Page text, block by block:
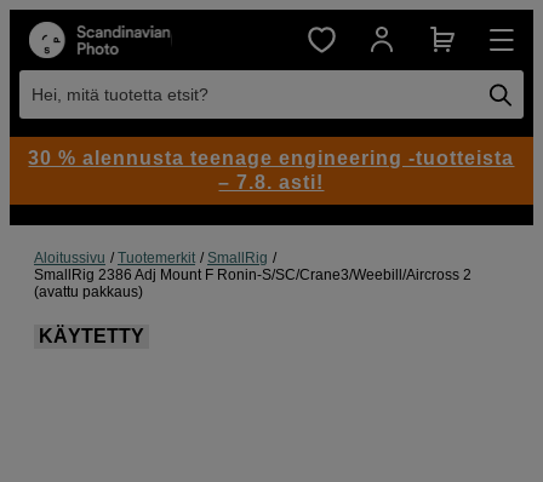
Hei, mitä tuotetta etsit?
Aloitussivu Tuotemerkit
SmallRig
SmallRig 2386 Adj Mount F Ronin-S/SC/Crane3/Weebill/Aircross 2
(avattu pakkaus)
KÄYTETTY
30 % alennusta teenage engineering -tuotteista
– 7.8. asti!